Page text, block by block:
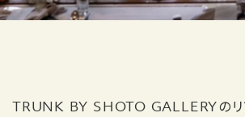
TRUNK BY SHOTO GALLERYのリ